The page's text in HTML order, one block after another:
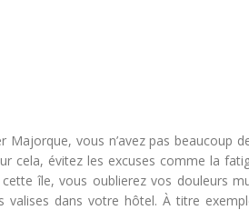
vous n’avez pas beaucoup
cela, évitez les excuses comme la
île, vous oublierez vos douleurs
dans votre hôtel. À titre